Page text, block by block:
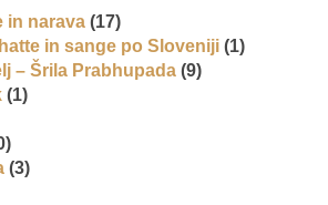
in narava (17)
in sange po Sloveniji (1)
– Šrila Prabhupada (9)
(1)
(3)